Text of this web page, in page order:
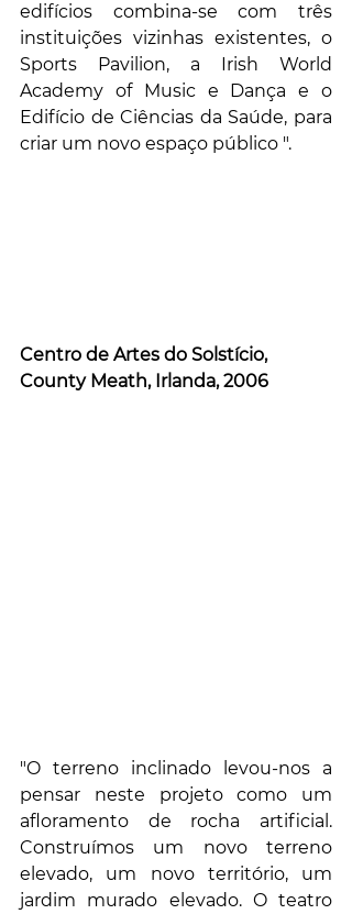
edifícios combina-se com três
instituições vizinhas existentes, o
Sports Pavilion, a Irish World
Academy of Music e Dança e o
Edifício de Ciências da Saúde, para
criar um novo espaço público ".
Centro de Artes do Solstício,
County Meath, Irlanda, 2006
"O terreno inclinado levou-nos a
pensar neste projeto como um
afloramento de rocha artificial.
Construímos um novo terreno
elevado, um novo território, um
jardim murado elevado. O teatro